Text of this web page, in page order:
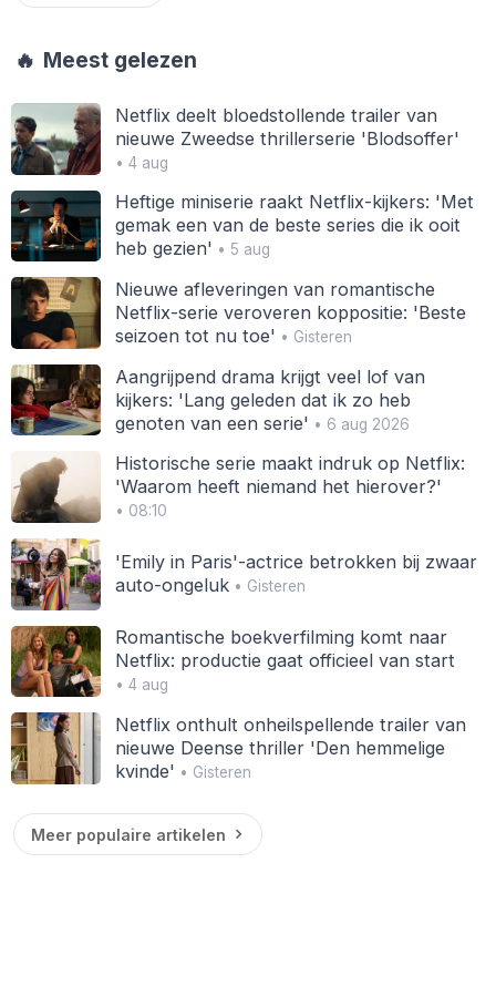
🔥 Meest gelezen
Netflix deelt bloedstollende trailer van
nieuwe Zweedse thrillerserie 'Blodsoffer'
• 4 aug
Heftige miniserie raakt Netflix-kijkers: 'Met
gemak een van de beste series die ik ooit
heb gezien' • 5 aug
Nieuwe afleveringen van romantische
Netflix-serie veroveren koppositie: 'Beste
seizoen tot nu toe' • Gisteren
Aangrijpend drama krijgt veel lof van
kijkers: 'Lang geleden dat ik zo heb
genoten van een serie' • 6 aug 2026
Historische serie maakt indruk op Netflix:
'Waarom heeft niemand het hierover?'
• 08:10
'Emily in Paris'-actrice betrokken bij zwaar
auto-ongeluk• Gisteren
Romantische boekverfilming komt naar
Netflix: productie gaat officieel van start
• 4 aug
Netflix onthult onheilspellende trailer van
nieuwe Deense thriller 'Den hemmelige
kvinde' • Gisteren
Meer populaire artikelen